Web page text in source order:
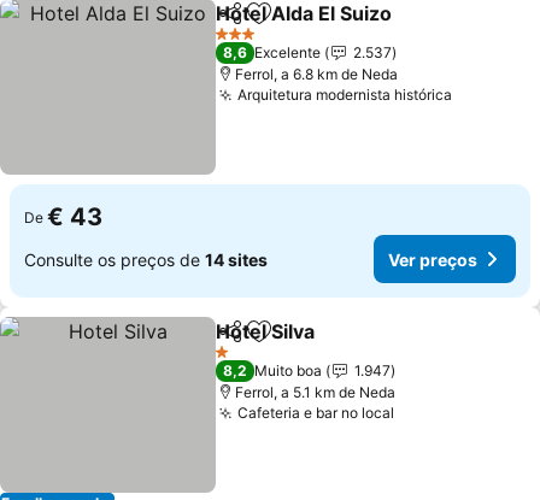
PartilharAdicionar aos favoritos
Hotel Alda El Suizo
3 Estrelas
8,6 Excelente
2.537
Ferrol, a 6.8 km de Neda
Arquitetura modernista histórica
De € 43
Consulte os preços de 14 sites Ver preços
PartilharAdicionar aos favoritos
Hotel Silva
1 Estrelas
8,2 Muito boa
1.947
Ferrol, a 5.1 km de Neda
Cafeteria e bar no local